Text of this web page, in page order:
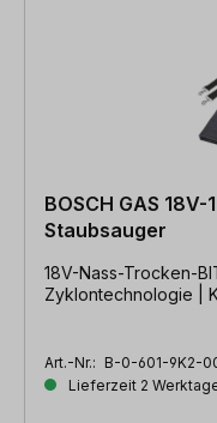
BOSCH GAS
Staubsauger
18V-Nass-Trocken-
Zyklontechnologie |
Art.-Nr.: B-0-601-9K2-
Lieferzeit 2